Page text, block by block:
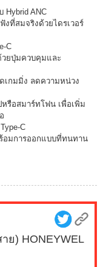
Hybrid ANC
งที่สมจริงด้วยไดรเวอร์
C
วยปุ่มควบคุมและ
เกมมิ่ง ลดความหน่วง
หรือสมาร์ทโฟน เพื่อเพิ่ม
C
อมการออกแบบที่ทนทาน
ย) HONEYWEL